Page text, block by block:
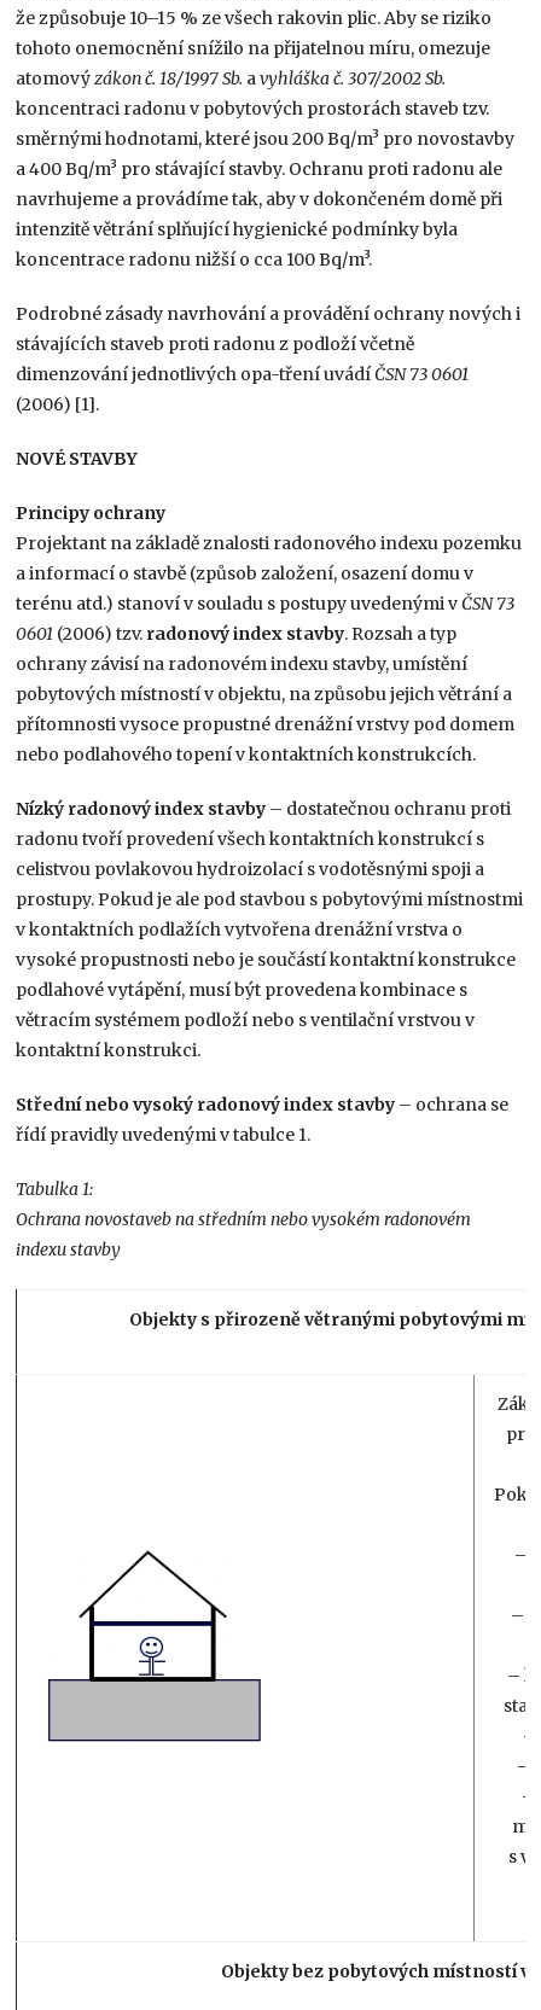
že způsobuje 10–15 % ze všech rakovin plic. Aby se riziko
tohoto onemocnění snížilo na přijatelnou míru, omezuje
atomovýzákon č. 18/1997 Sb. avyhláška č. 307/2002 Sb.
koncentraci radonu v pobytových prostorách staveb tzv.
směrnými hodnotami, které jsou 200 Bq/m³ pro novostavby
a 400 Bq/m³ pro stávající stavby. Ochranu proti radonu ale
navrhujeme a provádíme tak, aby v dokončeném domě při
intenzitě větrání splňující hygienické podmínky byla
koncentrace radonu nižší o cca 100 Bq/m³.
Podrobné zásady navrhování a provádění ochrany nových i
stávajících staveb proti radonu z podloží včetně
dimenzování jednotlivých opa-tření uvádíČSN 73 0601
(2006) [1].
NOVÉ STAVBY
Principy ochrany
Projektant na základě znalosti radonového indexu pozemku
a informací o stavbě (způsob založení, osazení domu v
terénu atd.) stanoví v souladu s postupy uvedenými vČSN 73
0601 (2006) tzv. radonový index stavby. Rozsah a typ
ochrany závisí na radonovém indexu stavby, umístění
pobytových místností v objektu, na způsobu jejich větrání a
přítomnosti vysoce propustné drenážní vrstvy pod domem
nebo podlahového topení v kontaktních konstrukcích.
Nízký radonový index stavby – dostatečnou ochranu proti
radonu tvoří provedení všech kontaktních konstrukcí s
celistvou povlakovou hydroizolací s vodotěsnými spoji a
prostupy. Pokud je ale pod stavbou s pobytovými místnostmi
v kontaktních podlažích vytvořena drenážní vrstva o
vysoké propustnosti nebo je součástí kontaktní konstrukce
podlahové vytápění, musí být provedena kombinace s
větracím systémem podloží nebo s ventilační vrstvou v
kontaktní konstrukci.
Střední nebo vysoký radonový index stavby – ochrana se
řídí pravidly uvedenými v tabulce 1.
Tabulka 1:
Ochrana novostaveb na středním nebo vysokém radonovém
indexu stavby
Objekty s přirozeně větranými pobytovými
–
–
–
–
–
–
s
Objekty bez pobytových místností